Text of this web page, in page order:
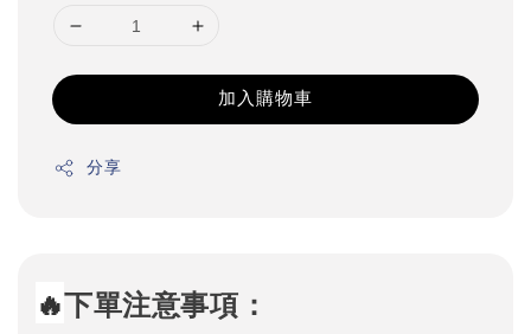
加入購物車
分享
🔥下單注意事項：